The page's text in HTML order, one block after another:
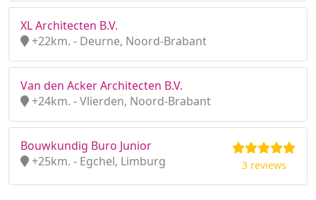
XL Architecten B.V.
+22km. - Deurne, Noord-Brabant
Van den Acker Architecten B.V.
+24km. - Vlierden, Noord-Brabant
Bouwkundig Buro Junior
+25km. - Egchel, Limburg
3 reviews